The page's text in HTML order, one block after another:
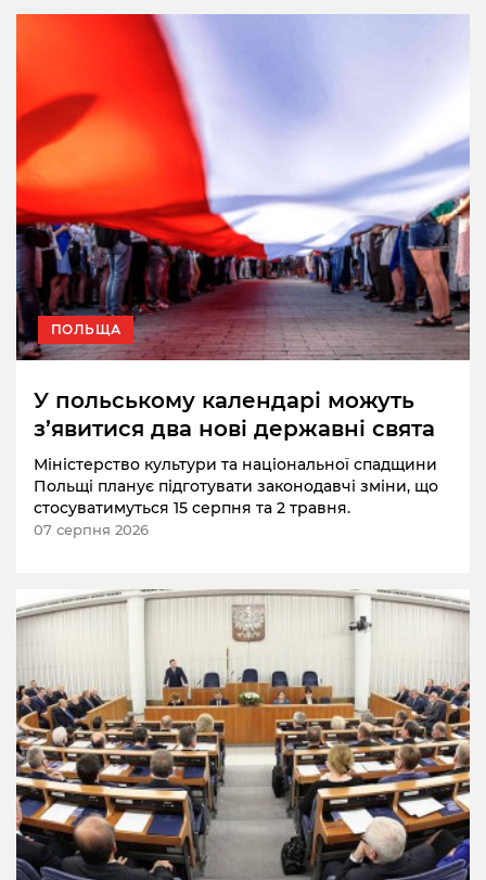
ПОЛЬЩА
У польському календарі можуть
з’явитися два нові державні свята
Міністерство культури та національної спадщини
Польщі планує підготувати законодавчі зміни, що
стосуватимуться 15 серпня та 2 травня.
07 серпня 2026